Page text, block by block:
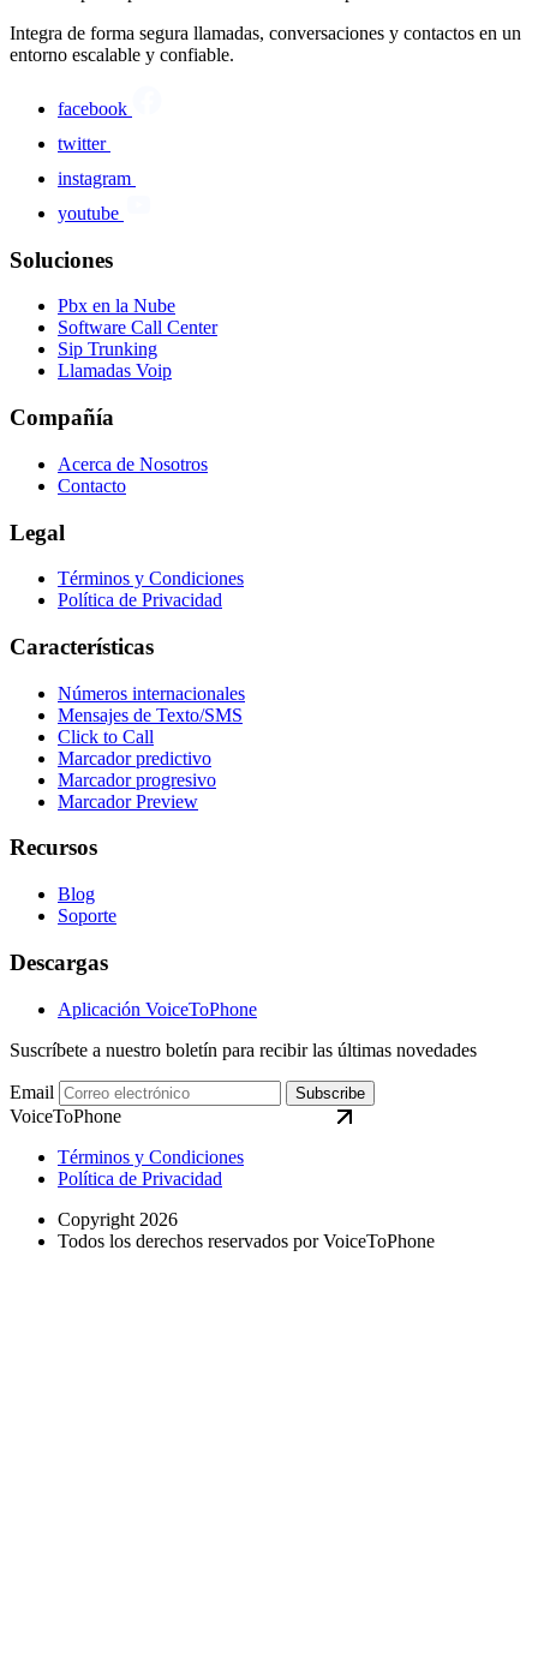
Integra de forma segura llamadas, conversaciones y contactos en un
entorno escalable y confiable.
facebook
twitter
instagram
youtube
Soluciones
Pbx en la Nube
Software Call Center
Sip Trunking
Llamadas Voip
Compañía
Acerca de Nosotros
Contacto
Legal
Términos y Condiciones
Política de Privacidad
Características
Números internacionales
Mensajes de Texto/SMS
Click to Call
Marcador predictivo
Marcador progresivo
Marcador Preview
Recursos
Blog
Soporte
Descargas
Aplicación VoiceToPhone
Suscríbete a nuestro boletín para recibir las últimas novedades
Email Subscribe
VoiceToPhone
Términos y Condiciones
Política de Privacidad
Copyright 2026
Todos los derechos reservados por VoiceToPhone